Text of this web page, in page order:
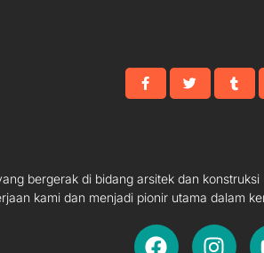
bergerak di bidang arsitek dan
kami dan menjadi pionir utama dalam
F
I